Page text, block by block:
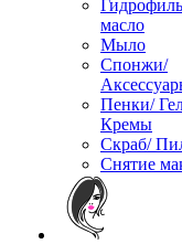
масло
Мыло
Спонжи/
Пенки/
Кремы
Скраб/
Снятие